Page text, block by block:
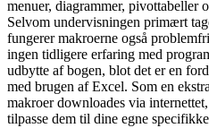
menuer, diagrammer, pivottabeller
Selvom undervisningen primært
fungerer makroerne også
ingen tidligere erfaring med
udbytte af bogen, blot det er en
med brugen af Excel. Som en
makroer downloades via
tilpasse dem til dine egne